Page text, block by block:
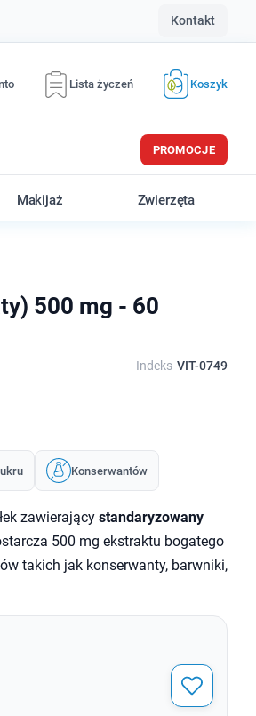
Kontakt
Lista życzeń Koszyk
PROMOCJE
Makijaż Zwierzęta
500 mg - 60
Indeks VIT-0749
Konserwantów
zawierającystandaryzowany
500 mg ekstraktu bogatego
takich jak konserwanty, barwniki,